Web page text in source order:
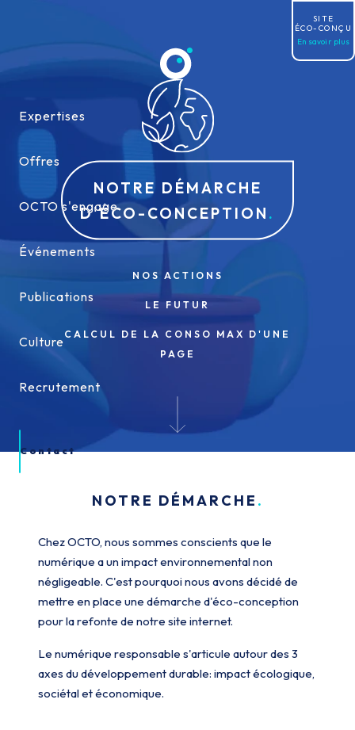
Expertises
Expertises
Offres
Offres
OCTO s'engage
OCTO s'engage
Événements
Événements
Publications
Publications
Culture
Culture
Recrutement
Recrutement
Contact
SITE
ÉCO-CONÇU
En savoir plus
NOTRE DÉMARCHE
D'ÉCO-CONCEPTION
NOS ACTIONS
LE FUTUR
CALCUL DE LA CONSO MAX D'UNE
PAGE
NOTRE DÉMARCHE
Chez OCTO, nous sommes conscients que le
numérique a un impact environnemental non
négligeable. C'est pourquoi nous avons décidé de
mettre en place une démarche d'éco-conception
pour la refonte de notre site internet.
Le numérique responsable s'articule autour des 3
axes du développement durable: impact écologique,
sociétal et économique.